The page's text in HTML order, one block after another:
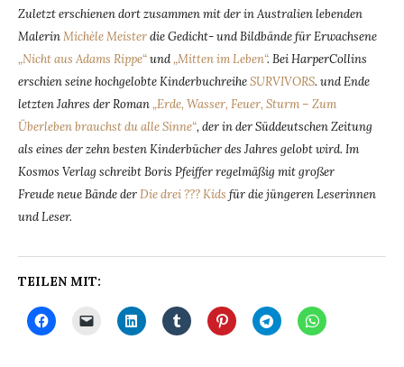
Zuletzt erschienen dort zusammen mit der in Australien lebenden
MalerinMichèle Meisterdie Gedicht- und Bildbände für Erwachsene
„Nicht aus Adams Rippe“und„Mitten im Leben“. Bei HarperCollins
erschien seine hochgelobte KinderbuchreiheSURVIVORS. und Ende
letzten Jahres der Roman„Erde, Wasser, Feuer, Sturm – Zum
Überleben brauchst du alle Sinne“, der in der Süddeutschen Zeitung
als eines der zehn besten Kinderbücher des Jahres gelobt wird. Im
Kosmos Verlag schreibt Boris Pfeiffer regelmäßig mit großer
Freude neue Bände derDie drei ??? Kids für die jüngeren Leserinnen
und Leser.
TEILEN MIT: